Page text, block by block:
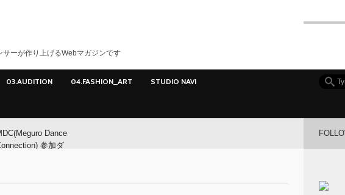
ーが作り上げるWebマガジンです
03.AUDITION 04.FASHION_ART STUDIO NAVI
Dance
参加ダ